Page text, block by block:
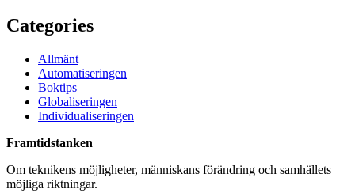
Categories
Allmänt
Automatiseringen
Boktips
Globaliseringen
Individualiseringen
Framtidstanken
Om teknikens möjligheter, människans förändring och samhällets
möjliga riktningar.